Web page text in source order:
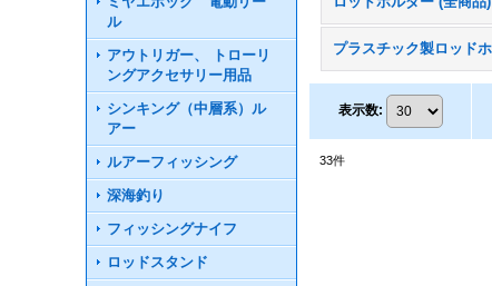
ル
アウトリガー、 トローリ
ングアクセサリー用品
シンキング（中層系）ル
アー
ルアーフィッシング
深海釣り
フィッシングナイフ
ロッドスタンド
表示数:
33件